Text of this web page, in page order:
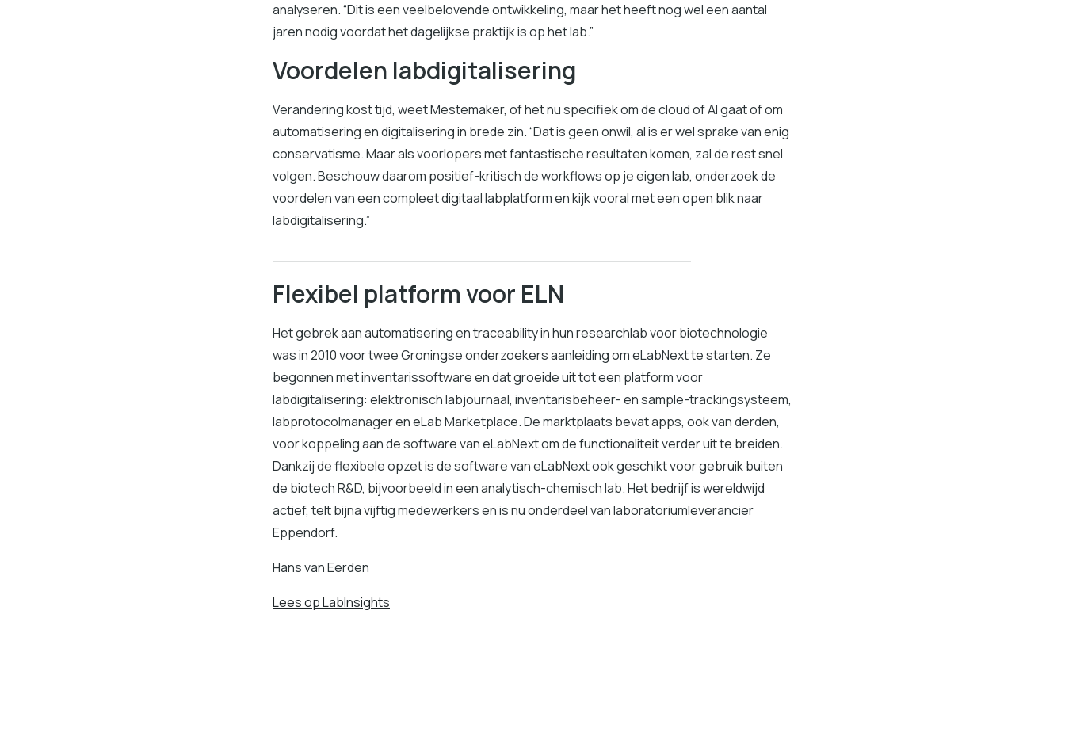
analyseren. “Dit is een veelbelovende ontwikkeling, maar het heeft nog wel een aantal
jaren nodig voordat het dagelijkse praktijk is op het lab.”
Voordelen labdigitalisering
Verandering kost tijd, weet Mestemaker, of het nu specifiek om de cloud of AI gaat of om
automatisering en digitalisering in brede zin. “Dat is geen onwil, al is er wel sprake van enig
conservatisme. Maar als voorlopers met fantastische resultaten komen, zal de rest snel
volgen. Beschouw daarom positief-kritisch de workflows op je eigen lab, onderzoek de
voordelen van een compleet digitaal labplatform en kijk vooral met een open blik naar
labdigitalisering.”
Flexibel platform voor ELN
Het gebrek aan automatisering en traceability in hun researchlab voor biotechnologie
was in 2010 voor twee Groningse onderzoekers aanleiding om eLabNext te starten. Ze
begonnen met inventarissoftware en dat groeide uit tot een platform voor
labdigitalisering: elektronisch labjournaal, inventarisbeheer- en sample-trackingsysteem,
labprotocolmanager en eLab Marketplace. De marktplaats bevat apps, ook van derden,
voor koppeling aan de software van eLabNext om de functionaliteit verder uit te breiden.
Dankzij de flexibele opzet is de software van eLabNext ook geschikt voor gebruik buiten
de biotech R&D, bijvoorbeeld in een analytisch-chemisch lab. Het bedrijf is wereldwijd
actief, telt bijna vijftig medewerkers en is nu onderdeel van laboratoriumleverancier
Eppendorf.
Hans van Eerden
Lees op LabInsights